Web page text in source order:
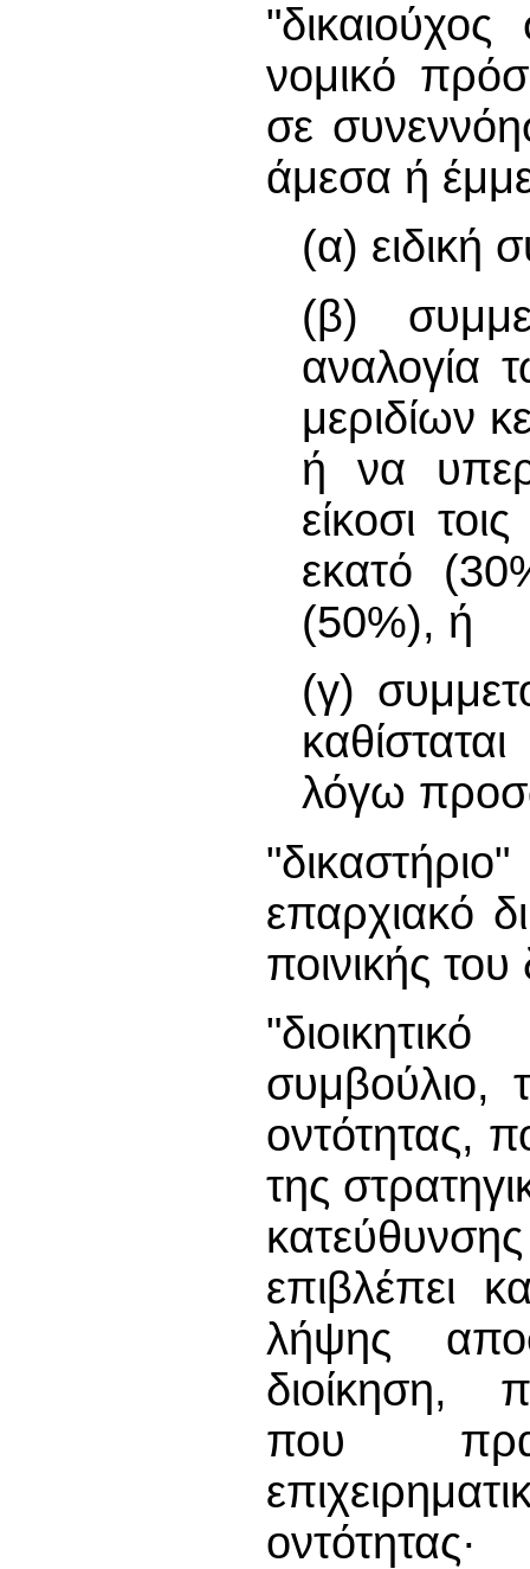
νομικό
σε
άμεσα ή
(α) ειδική
(β)
αναλογία
μεριδίων
ή να
είκοσι
εκατό
(50%), ή
(γ)
λόγω
επαρχιακό
ποινικής του
συμβούλιο,
οντότητας,
της
επιβλέπει
λήψης
διοίκηση,
που
οντότητας·